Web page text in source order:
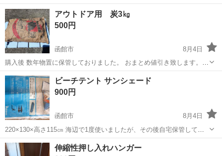
使用品 早い引取り希望 宜しくお願いします
北海道 函館市 杉並町駅 その他
アウトドア用 炭3㎏
500円
函館市
8月4日
購入後 数年物置に保管しておりました。 おまとめ値引き致します。
よろしくお願いします。
北海道 函館市
ビーチテント サンシェード
900円
函館市
8月4日
220×130×高さ115㎝ 海辺で1度使いましたが、その後自宅保管してお
りました。 目立った傷や汚れは無いと思います。 おまとめ値引き致し
ます。 よろしくお願いします。
北海道 函館市 その他
伸縮性押し入れハンガー